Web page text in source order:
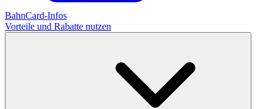
BahnCard-Infos
Vorteile und Rabatte nutzen